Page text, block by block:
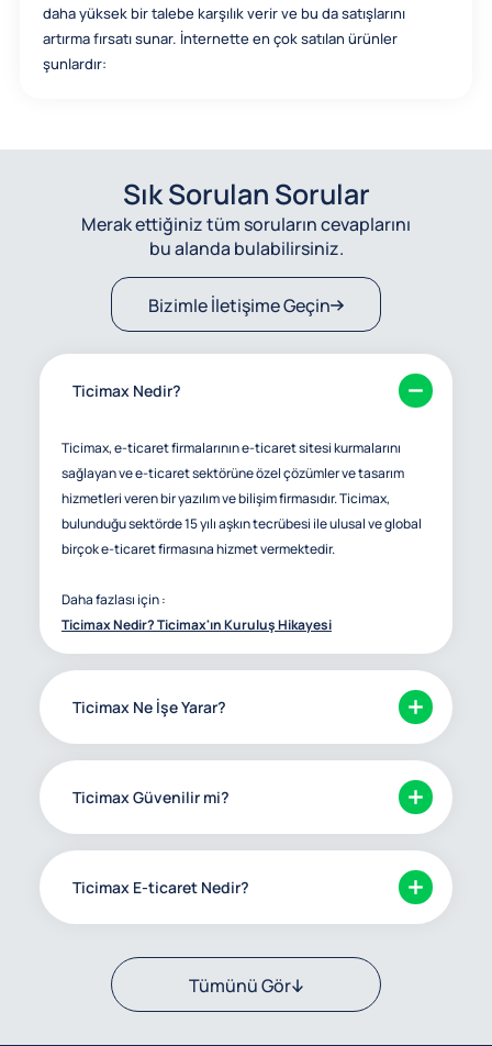
daha yüksek bir talebe karşılık verir ve bu da satışlarını
artırma fırsatı sunar. İnternette en çok satılan ürünler
şunlardır:
Sık Sorulan Sorular
Merak ettiğiniz tüm soruların cevaplarını
bu alanda bulabilirsiniz.
Bizimle İletişime Geçin
Ticimax Nedir?
Ticimax, e-ticaret firmalarının e-ticaret sitesi kurmalarını
sağlayan ve e-ticaret sektörüne özel çözümler ve tasarım
hizmetleri veren bir yazılım ve bilişim firmasıdır. Ticimax,
bulunduğu sektörde 15 yılı aşkın tecrübesi ile ulusal ve global
birçok e-ticaret firmasına hizmet vermektedir.
Daha fazlası için :
Ticimax Nedir? Ticimax'ın Kuruluş Hikayesi
Ticimax Ne İşe Yarar?
Ticimax Güvenilir mi?
Ticimax E-ticaret Nedir?
Tümünü Gör